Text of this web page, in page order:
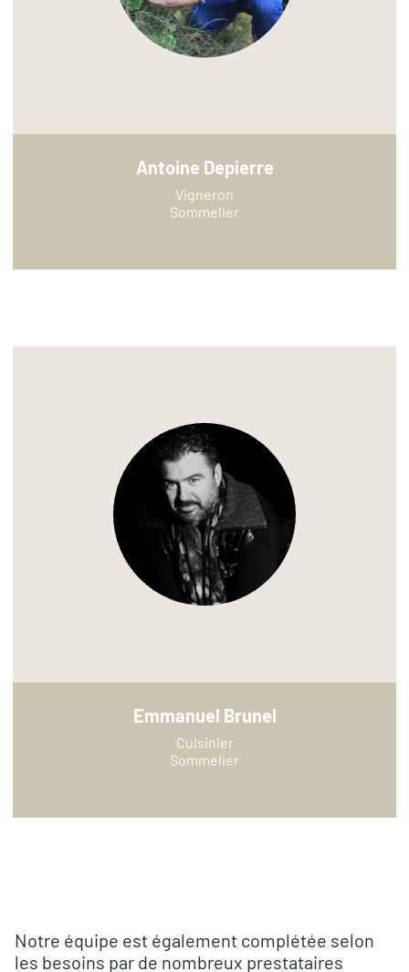
Antoine Depierre
Vigneron
Sommelier
Emmanuel Brunel
Cuisinier
Sommelier
Notre équipe est également complétée selon
les besoins par de nombreux prestataires